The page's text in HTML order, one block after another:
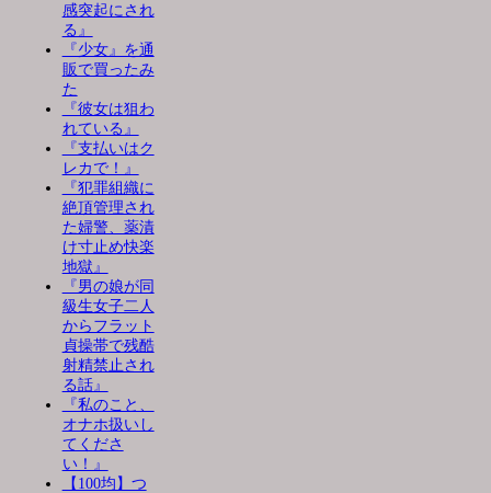
感突起にされ
る』
『少女』を通
販で買ったみ
た
『彼女は狙わ
れている』
『支払いはク
レカで！』
『犯罪組織に
絶頂管理され
た婦警、薬漬
け寸止め快楽
地獄』
『男の娘が同
級生女子二人
からフラット
貞操帯で残酷
射精禁止され
る話』
『私のこと、
オナホ扱いし
てくださ
い！』
【100均】つ